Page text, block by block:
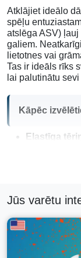
Atklājiet ideālo
spēļu
atslēga ASV)
galiem.
lietotnes vai
Tas ir ideāls rīks
lai palutinātu
Kāpēc
Elastīga
iTunes
veikalā,
vērtību, kad
Vienkārša
Apple
iepirkšanās
Jūs varētu